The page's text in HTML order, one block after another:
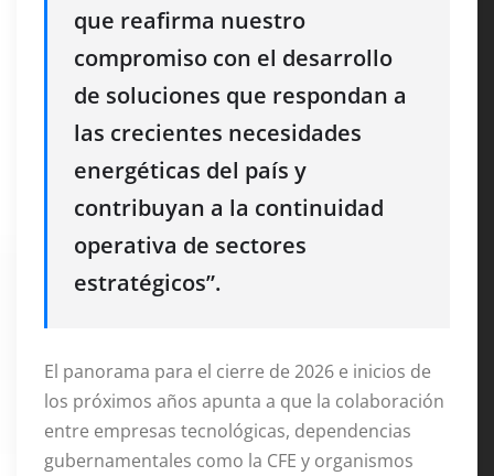
que reafirma nuestro
compromiso con el desarrollo
de soluciones que respondan a
las crecientes necesidades
energéticas del país y
contribuyan a la continuidad
operativa de sectores
estratégicos”.
El panorama para el cierre de 2026 e inicios de
los próximos años apunta a que la colaboración
entre empresas tecnológicas, dependencias
gubernamentales como la CFE y organismos